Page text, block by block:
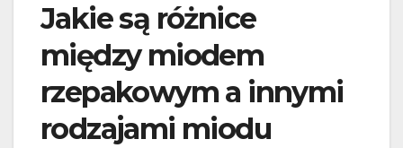
Jakie są różnice
między miodem
rzepakowym a innymi
rodzajami miodu